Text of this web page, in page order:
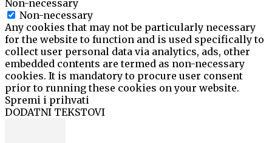
Non-necessary
Non-necessary
Any cookies that may not be particularly necessary
for the website to function and is used specifically to
collect user personal data via analytics, ads, other
embedded contents are termed as non-necessary
cookies. It is mandatory to procure user consent
prior to running these cookies on your website.
Spremi i prihvati
DODATNI TEKSTOVI